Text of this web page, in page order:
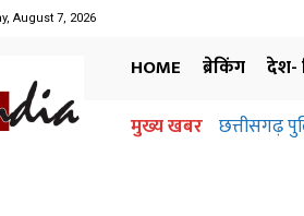
August 7, 2026
HOME ब्रेकिंग देश-
मुख्य खबर छत्तीसगढ़